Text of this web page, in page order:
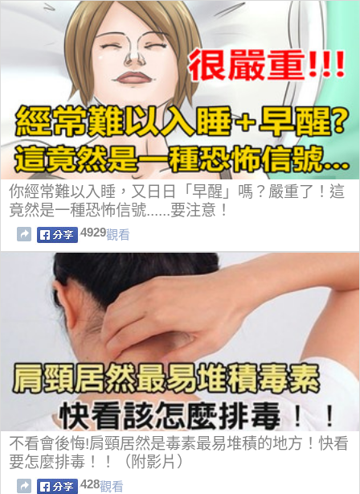
你經常難以入睡，又日日「早醒」嗎？嚴重了！這
竟然是一種恐怖信號......要注意！
4929觀看
不看會後悔!肩頸居然是毒素最易堆積的地方！快看
要怎麼排毒！！（附影片）
428觀看